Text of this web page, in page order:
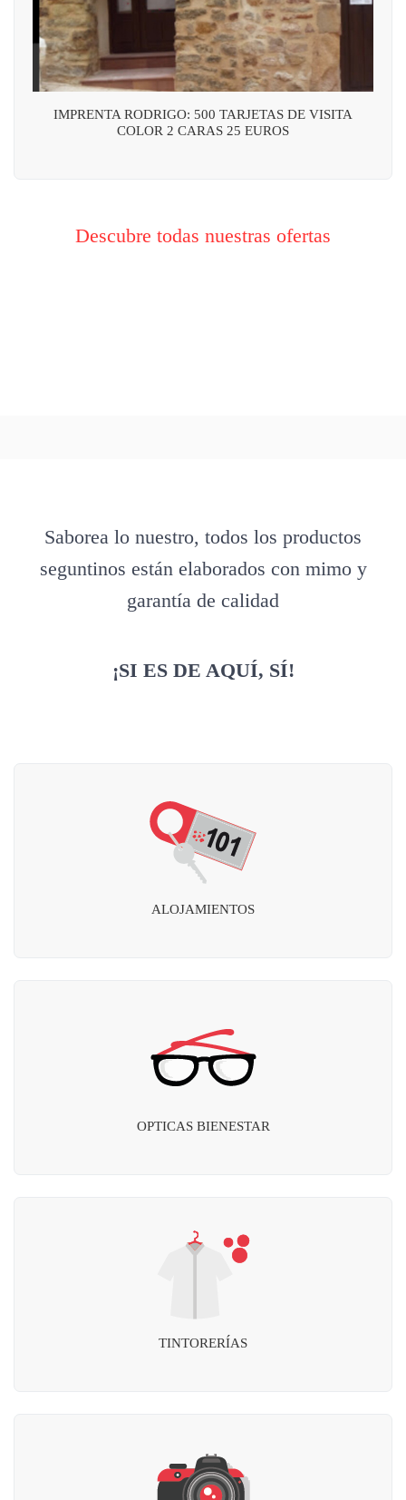
IMPRENTA RODRIGO: 500 TARJETAS DE VISITA
COLOR 2 CARAS 25 EUROS
Descubre todas nuestras ofertas
Saborea lo nuestro, todos los productos
seguntinos están elaborados con mimo y
garantía de calidad
¡SI ES DE AQUÍ, SÍ!
ALOJAMIENTOS
OPTICAS BIENESTAR
TINTORERÍAS